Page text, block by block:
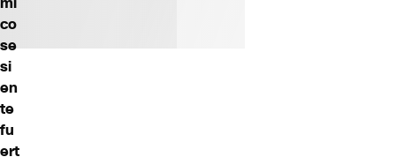
co
se
si
en
te
fu
ert